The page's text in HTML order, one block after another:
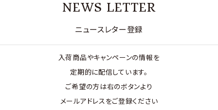
NEWS LETTER
ニュースレター登録
入荷商品やキャンペーンの情報を
定期的に配信しています。
ご希望の方は右のボタンより
メールアドレスをご登録ください